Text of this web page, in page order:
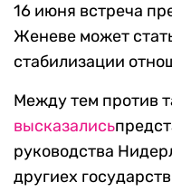
16 июня встреча
Женеве может
стабилизации
Между тем против
высказались
руководства
другиех